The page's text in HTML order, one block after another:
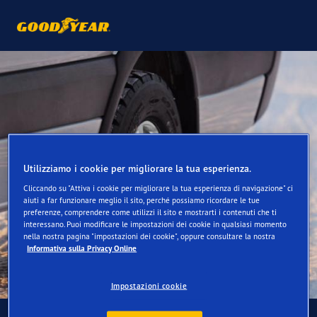
Utilizziamo i cookie per migliorare la tua esperienza.
Cliccando su "Attiva i cookie per migliorare la tua esperienza di navigazione" ci
aiuti a far funzionare meglio il sito, perché possiamo ricordare le tue
preferenze, comprendere come utilizzi il sito e mostrarti i contenuti che ti
interessano. Puoi modificare le impostazioni dei cookie in qualsiasi momento
nella nostra pagina "impostazioni dei cookie", oppure consultare la nostra
Informativa sulla Privacy Online
Impostazioni cookie